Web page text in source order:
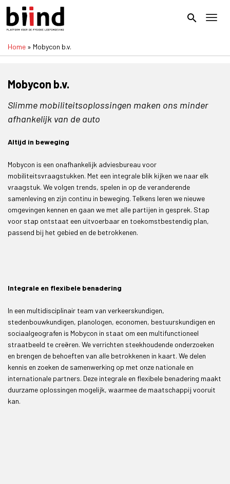
Overslaan
naar
inhoud
search
Kruimelpad
Home Mobycon b.v.
Mobycon b.v.
Slimme mobiliteitsoplossingen maken ons minder
afhankelijk van de auto
Altijd in beweging
Mobycon is een onafhankelijk adviesbureau voor
mobiliteitsvraagstukken. Met een integrale blik kijken we naar elk
vraagstuk. We volgen trends, spelen in op de veranderende
samenleving en zijn continu in beweging. Telkens leren we nieuwe
omgevingen kennen en gaan we met alle partijen in gesprek. Stap
voor stap ontstaat een uitvoerbaar en toekomstbestendig plan,
passend bij het gebied en de betrokkenen.
Integrale en flexibele benadering
In een multidisciplinair team van verkeerskundigen,
stedenbouwkundigen, planologen, economen, bestuurskundigen en
sociaalgeografen is Mobycon in staat om een multifunctioneel
straatbeeld te creëren. We verrichten steekhoudende onderzoeken
en brengen de behoeften van alle betrokkenen in kaart. We delen
kennis en zoeken de samenwerking op met onze nationale en
internationale partners. Deze integrale en flexibele benadering maakt
duurzame oplossingen mogelijk, waarmee de maatschappij vooruit
kan.